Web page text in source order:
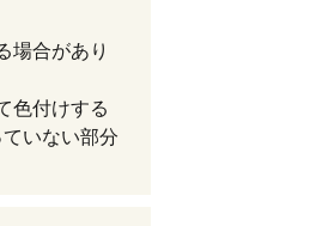
場合があり
色付けする
いない部分